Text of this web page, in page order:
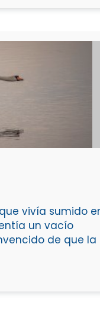
vivía sumido
un vacío
de que la